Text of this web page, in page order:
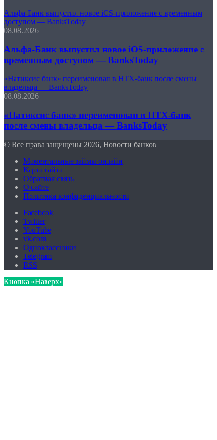
Альфа-Банк выпустил новое iOS‑приложение с временным
доступом — BanksToday
08.08.2026
Альфа-Банк выпустил новое iOS‑приложение с
временным доступом — BanksToday
«Натиксис банк» переименован в НТХ-банк после смены
владельца — BanksToday
08.08.2026
«Натиксис банк» переименован в НТХ-банк
после смены владельца — BanksToday
© Все права защищены 2026, Новости банков
Моментальные займы онлайн
Карта сайта
Обратная связь
О сайте
Политика конфиденциальности
Facebook
Twitter
YouTube
vk.com
Одноклассники
Telegram
RSS
Кнопка «Наверх»